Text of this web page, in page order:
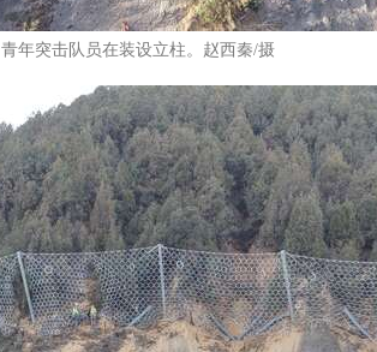
青年突击队员在装设立柱。赵西秦/摄